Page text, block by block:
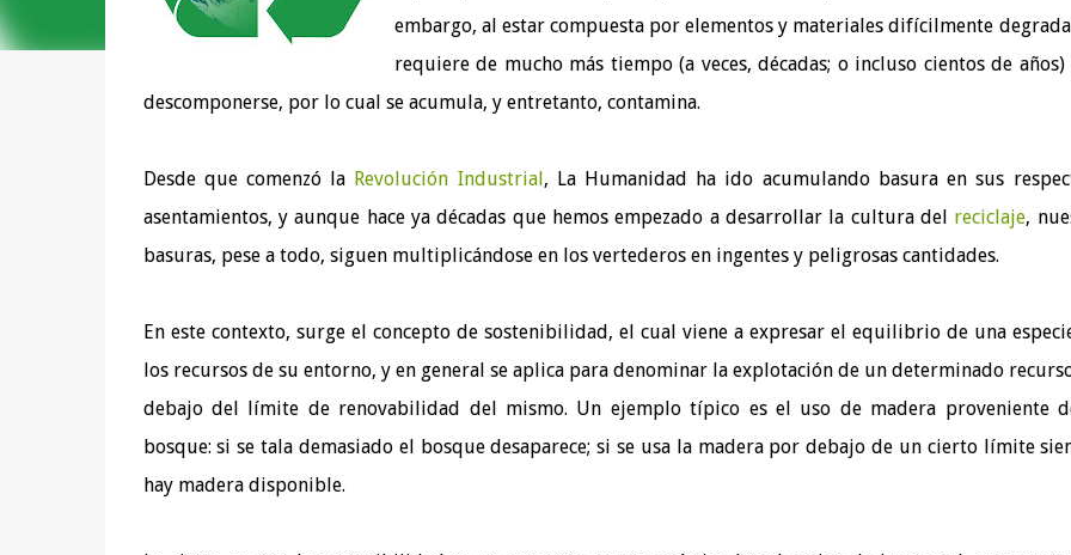
embargo, al estar compuesta por elementos y materiales difícilmente
requiere de mucho más tiempo (a veces, décadas; o incluso cientos de años)
descomponerse, por lo cual se acumula, y entretanto, contamina.
Desde que comenzó la Revolución Industrial, La Humanidad ha ido acumulando basura en sus
asentamientos, y aunque hace ya décadas que hemos empezado a desarrollar la cultura del reciclaje,
basuras, pese a todo, siguen multiplicándose en los vertederos en ingentes y peligrosas cantidades.
En este contexto, surge el concepto de sostenibilidad, el cual viene a expresar el equilibrio de una
los recursos de su entorno, y en general se aplica para denominar la explotación de un determinado
debajo del límite de renovabilidad del mismo. Un ejemplo típico es el uso de madera proveniente
bosque: si se tala demasiado el bosque desaparece; si se usa la madera por debajo de un cierto límite
hay madera disponible.